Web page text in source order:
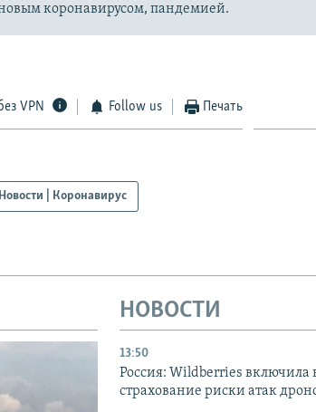
коронавирусом, пандемией.
VPN Follow us Печать
Новости | Коронавирус
НОВОСТИ
13:50
Россия: Wildberries включила
страхование риски атак